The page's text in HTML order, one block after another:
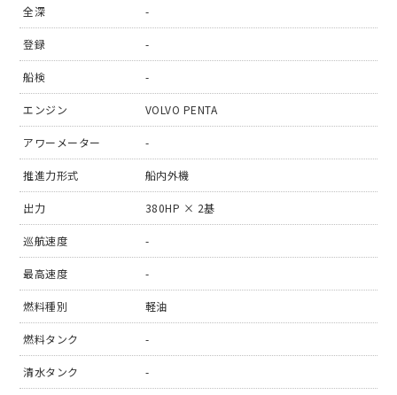
全深 -
登録 -
船検 -
エンジン VOLVO PENTA
アワーメーター -
推進力形式 船内外機
出力 380HP × 2基
巡航速度 -
最高速度 -
燃料種別 軽油
燃料タンク -
清水タンク -